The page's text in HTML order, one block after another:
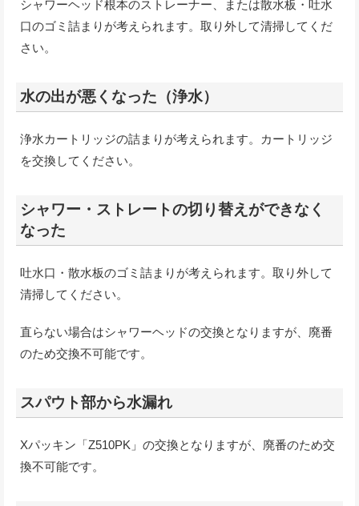
シャワーヘッド根本のストレーナー、または散水板・吐水
口のゴミ詰まりが考えられます。取り外して清掃してくだ
さい。
水の出が悪くなった（浄水）
浄水カートリッジの詰まりが考えられます。カートリッジ
を交換してください。
シャワー・ストレートの切り替えができなく
なった
吐水口・散水板のゴミ詰まりが考えられます。取り外して
清掃してください。
直らない場合はシャワーヘッドの交換となりますが、廃番
のため交換不可能です。
スパウト部から水漏れ
Xパッキン「Z510PK」の交換となりますが、廃番のため交
換不可能です。